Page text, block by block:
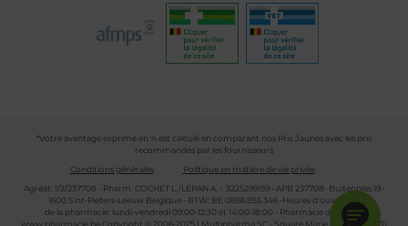
*Votre avantage exprimé en % est calculé en comparant nos Prix Jaunes avec les prix
recommandés par les fournisseurs
Conditions générales
Politique en matière de vie privée
Agréat. 1/2/237708 - Pharm. COCHET L./LEPAN A. - 3225299159 - APB 237708- Buitenplas 19 -
1600 Sint-Pieters-Leeuw Belgique - BTW: BE 0866.855.346 -Heures d'ouverture
de la pharmacie: lundi-vendredi 09:00-12:30 et 14:00-18:00 - Pharmacie de garde :
www.pharmacie.beCopyright © 2006-2025 | Multipharma SC - Square Marie Curie 30 - 1070